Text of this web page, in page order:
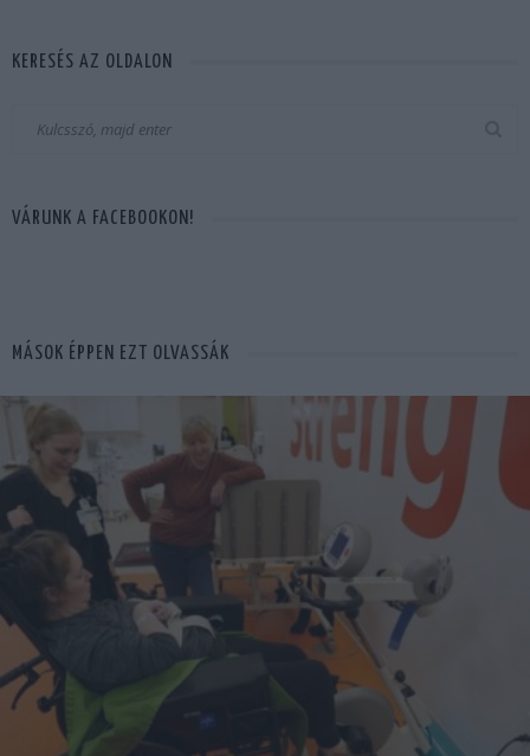
KERESÉS AZ OLDALON
VÁRUNK A FACEBOOKON!
MÁSOK ÉPPEN EZT OLVASSÁK